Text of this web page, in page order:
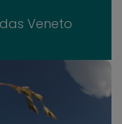
Veneto